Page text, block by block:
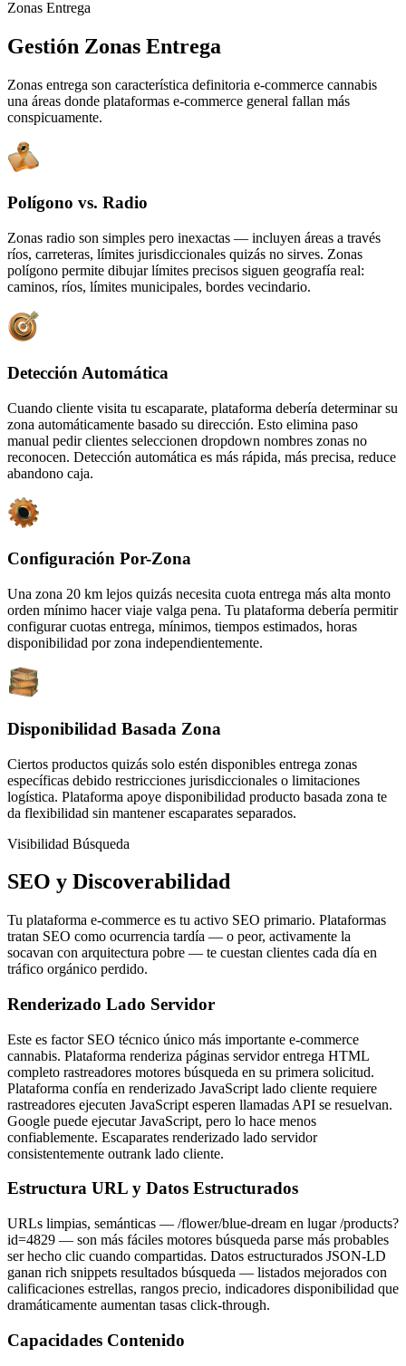
Zonas Entrega
Gestión Zonas Entrega
Zonas entrega son característica definitoria e-commerce cannabis
una áreas donde plataformas e-commerce general fallan más
conspicuamente.
Polígono vs. Radio
Zonas radio son simples pero inexactas — incluyen áreas a través
ríos, carreteras, límites jurisdiccionales quizás no sirves. Zonas
polígono permite dibujar límites precisos siguen geografía real:
caminos, ríos, límites municipales, bordes vecindario.
Detección Automática
Cuando cliente visita tu escaparate, plataforma debería determinar su
zona automáticamente basado su dirección. Esto elimina paso
manual pedir clientes seleccionen dropdown nombres zonas no
reconocen. Detección automática es más rápida, más precisa, reduce
abandono caja.
Configuración Por-Zona
Una zona 20 km lejos quizás necesita cuota entrega más alta monto
orden mínimo hacer viaje valga pena. Tu plataforma debería permitir
configurar cuotas entrega, mínimos, tiempos estimados, horas
disponibilidad por zona independientemente.
Disponibilidad Basada Zona
Ciertos productos quizás solo estén disponibles entrega zonas
específicas debido restricciones jurisdiccionales o limitaciones
logística. Plataforma apoye disponibilidad producto basada zona te
da flexibilidad sin mantener escaparates separados.
Visibilidad Búsqueda
SEO y Discoverabilidad
Tu plataforma e-commerce es tu activo SEO primario. Plataformas
tratan SEO como ocurrencia tardía — o peor, activamente la
socavan con arquitectura pobre — te cuestan clientes cada día en
tráfico orgánico perdido.
Renderizado Lado Servidor
Este es factor SEO técnico único más importante e-commerce
cannabis. Plataforma renderiza páginas servidor entrega HTML
completo rastreadores motores búsqueda en su primera solicitud.
Plataforma confía en renderizado JavaScript lado cliente requiere
rastreadores ejecuten JavaScript esperen llamadas API se resuelvan.
Google puede ejecutar JavaScript, pero lo hace menos
confiablemente. Escaparates renderizado lado servidor
consistentemente outrank lado cliente.
Estructura URL y Datos Estructurados
URLs limpias, semánticas — /flower/blue-dream en lugar /products?
id=4829 — son más fáciles motores búsqueda parse más probables
ser hecho clic cuando compartidas. Datos estructurados JSON-LD
ganan rich snippets resultados búsqueda — listados mejorados con
calificaciones estrellas, rangos precio, indicadores disponibilidad que
dramáticamente aumentan tasas click-through.
Capacidades Contenido